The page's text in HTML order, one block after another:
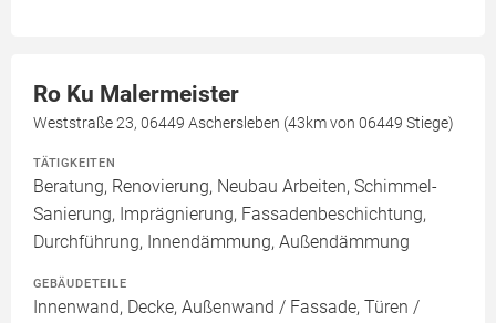
Ro Ku Malermeister
Weststraße 23, 06449 Aschersleben (43km von 06449 Stiege)
TÄTIGKEITEN
Beratung, Renovierung, Neubau Arbeiten, Schimmel-
Sanierung, Imprägnierung, Fassadenbeschichtung,
Durchführung, Innendämmung, Außendämmung
GEBÄUDETEILE
Innenwand, Decke, Außenwand / Fassade, Türen /